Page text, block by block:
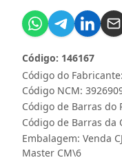
Código do
Código: 146167
Código NCM:
Código de Barras do
Código de Barras da
Embalagem: Venda
Master CM\6